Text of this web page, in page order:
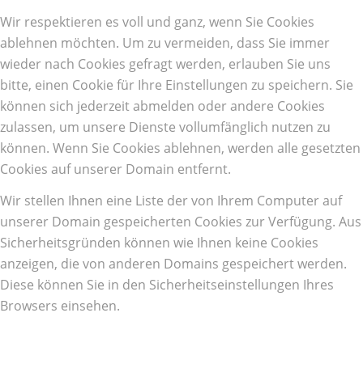
Wir respektieren es voll und ganz, wenn Sie Cookies
ablehnen möchten. Um zu vermeiden, dass Sie immer
wieder nach Cookies gefragt werden, erlauben Sie uns
bitte, einen Cookie für Ihre Einstellungen zu speichern. Sie
können sich jederzeit abmelden oder andere Cookies
zulassen, um unsere Dienste vollumfänglich nutzen zu
können. Wenn Sie Cookies ablehnen, werden alle gesetzten
Cookies auf unserer Domain entfernt.
Wir stellen Ihnen eine Liste der von Ihrem Computer auf
unserer Domain gespeicherten Cookies zur Verfügung. Aus
Sicherheitsgründen können wie Ihnen keine Cookies
anzeigen, die von anderen Domains gespeichert werden.
Diese können Sie in den Sicherheitseinstellungen Ihres
Browsers einsehen.